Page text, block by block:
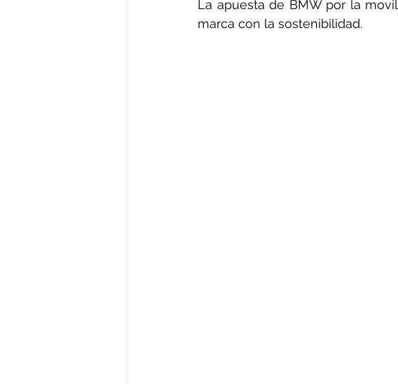
La apuesta de BMW por la
marca con la sostenibilidad.